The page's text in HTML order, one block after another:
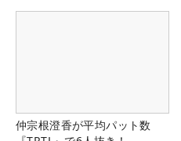
仲宗根澄香が平均パット数